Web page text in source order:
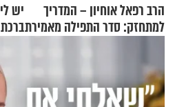
הרב רפאל אוחיון – המדריך
למתחזק: סדר התפילה מאמירת
יש